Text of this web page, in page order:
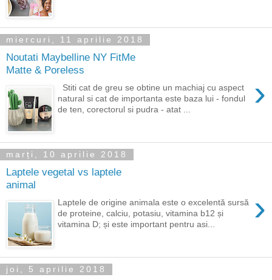
miercuri, 11 aprilie 2018
Noutati Maybelline NY FitMe
Matte & Poreless
›
Stiti cat de greu se obtine un machiaj cu aspect
natural si cat de importanta este baza lui - fondul
de ten, corectorul si pudra - atat ...
marți, 10 aprilie 2018
Laptele vegetal vs laptele
animal
›
Laptele de origine animala este o excelentă sursă
de proteine, calciu, potasiu, vitamina b12 și
vitamina D; și este important pentru asi...
joi, 5 aprilie 2018